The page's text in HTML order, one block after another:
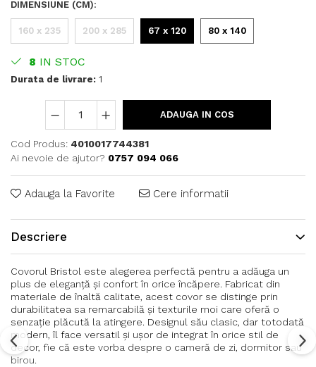
DIMENSIUNE (CM):
160 x 235 200 x 285 67 x 120 80 x 140
8 IN STOC
Durata de livrare: 1
ADAUGA IN COS
Cod Produs: 4010017744381
Ai nevoie de ajutor? 0757 094 066
Adauga la Favorite Cere informatii
Descriere
Covorul Bristol este alegerea perfectă pentru a adăuga un
plus de eleganță și confort în orice încăpere. Fabricat din
materiale de înaltă calitate, acest covor se distinge prin
durabilitatea sa remarcabilă și texturile moi care oferă o
senzație plăcută la atingere. Designul său clasic, dar totodată
modern, îl face versatil și ușor de integrat în orice stil de
decor, fie că este vorba despre o cameră de zi, dormitor sau
birou.